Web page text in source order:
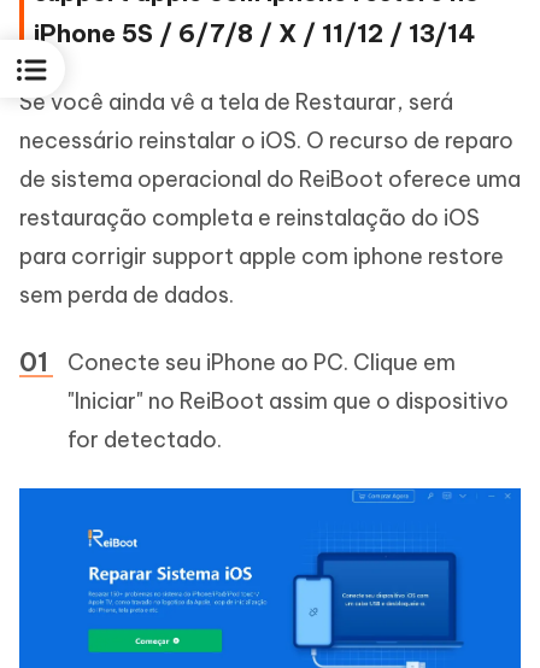
iPhone 5S / 6/7/8 / X / 11/12 / 13/14
Se você ainda vê a tela de Restaurar, será
necessário reinstalar o iOS. O recurso de reparo
de sistema operacional do ReiBoot oferece uma
restauração completa e reinstalação do iOS
para corrigir support apple com iphone restore
sem perda de dados.
Conecte seu iPhone ao PC. Clique em
"Iniciar" no ReiBoot assim que o dispositivo
for detectado.